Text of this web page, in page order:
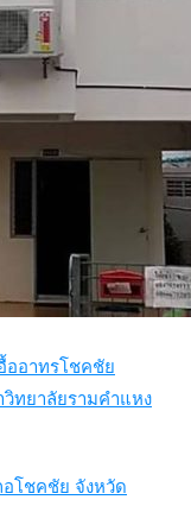
ออาทรโชคชัย
ทยาลัยรามคำแหง
อโชคชัย จังหวัด